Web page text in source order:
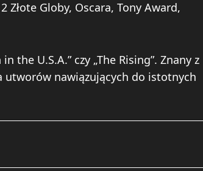
Złote Globy, Oscara, Tony Award,
the U.S.A.” czy „The Rising”. Znany z
utworów nawiązujących do istotnych